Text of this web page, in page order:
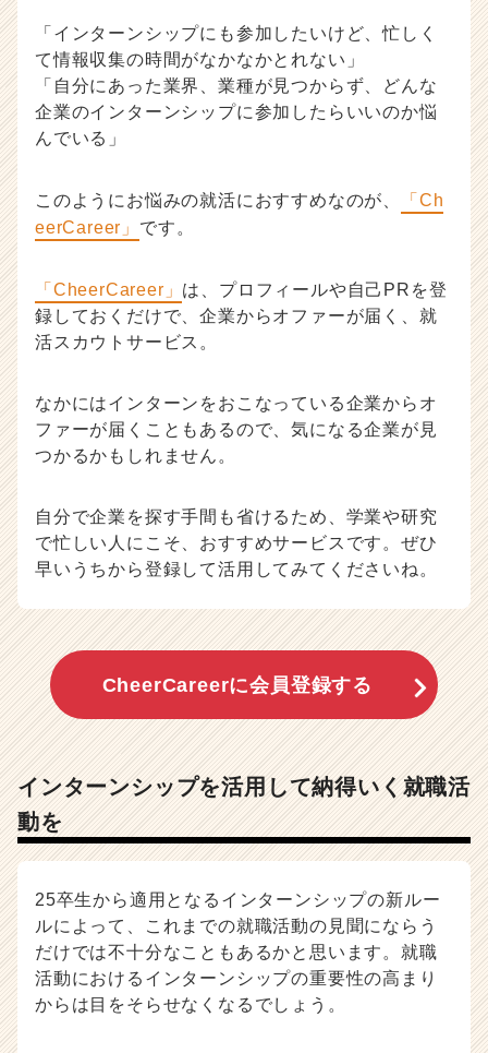
「インターンシップにも参加したいけど、忙しく
て情報収集の時間がなかなかとれない」
「自分にあった業界、業種が見つからず、どんな
企業のインターンシップに参加したらいいのか悩
んでいる」
このようにお悩みの就活におすすめなのが、
「Ch
eerCareer」 です。
「CheerCareer」 は、プロフィールや自己PRを登
録しておくだけで、企業からオファーが届く、就
活スカウトサービス。
なかにはインターンをおこなっている企業からオ
ファーが届くこともあるので、気になる企業が見
つかるかもしれません。
自分で企業を探す手間も省けるため、学業や研究
で忙しい人にこそ、おすすめサービスです。ぜひ
早いうちから登録して活用してみてくださいね。
CheerCareerに会員登録する
インターンシップを活用して納得いく就職活
動を
25卒生から適用となるインターンシップの新ルー
ルによって、これまでの就職活動の見聞にならう
だけでは不十分なこともあるかと思います。就職
活動におけるインターンシップの重要性の高まり
からは目をそらせなくなるでしょう。